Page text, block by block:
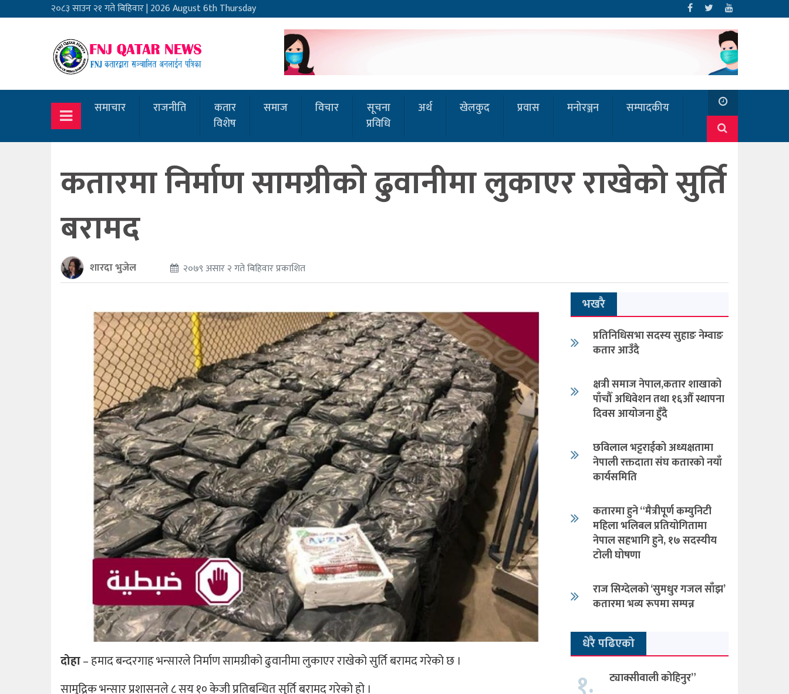
२०८३ साउन २१ गते बिहिवार|2026 August 6th Thursday
समाचार राजनीति
कतार
विशेष
समाज विचार
सूचना
प्रविधि
अर्थ खेलकुद प्रवास मनोरञ्जन सम्पादकीय
कतारमा निर्माण सामग्रीको ढुवानीमा लुकाएर राखेको सुर्ति
बरामद
शारदा भुजेल २०७९ असार २ गते बिहिवार प्रकाशित
दोहा– हमाद बन्दरगाह भन्सारले निर्माण सामग्रीको ढुवानीमा लुकाएर राखेको सुर्ति बरामद गरेको छ ।
सामुद्रिक भन्सार प्रशासनले ८ सय १० केजी प्रतिबन्धित सुर्ति बरामद गरेको हो ।
भखरै
प्रतिनिधिसभा सदस्य सुहाङ नेम्वाङ
कतार आउँदै
क्षत्री समाज नेपाल,कतार शाखाको
पाँचौँ अधिवेशन तथा १६औँ स्थापना
दिवस आयोजना हुँदै
छविलाल भट्टराईको अध्यक्षतामा
नेपाली रक्तदाता संघ कतारको नयाँ
कार्यसमिति
कतारमा हुने “मैत्रीपूर्ण कम्युनिटी
महिला भलिबल प्रतियोगितामा
नेपाल सहभागि हुने, १७ सदस्यीय
टोली घोषणा
राज सिग्देलको ‘सुमधुर गजल साँझ’
कतारमा भव्य रूपमा सम्पन्न
धेरै पढिएको
१. ट्याक्सीवाली कोहिनुर”